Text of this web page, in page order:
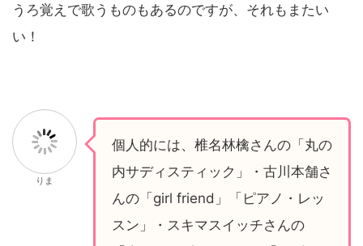
うろ覚えで歌うものもあるのですが、それもまたい
い！
りま
個人的には、椎名林檎さんの「丸の
内サディスティック」・古川本舗さ
んの「girl friend」「ピアノ・レッ
スン」・スキマスイッチさんの